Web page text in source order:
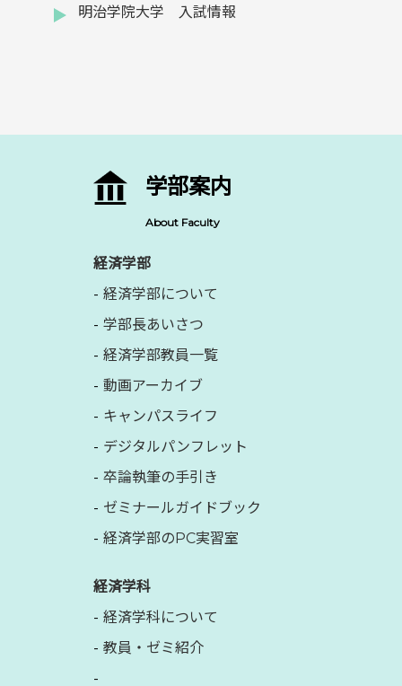
明治学院大学 入試情報
学部案内
About Faculty
経済学部
経済学部について
学部長あいさつ
経済学部教員一覧
動画アーカイブ
キャンパスライフ
デジタルパンフレット
卒論執筆の手引き
ゼミナールガイドブック
経済学部のPC実習室
経済学科
経済学科について
教員・ゼミ紹介